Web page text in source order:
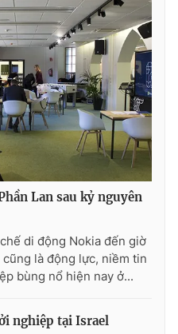
897 897
nếu không có sự chấp
Lan sau kỷ nguyên
di động Nokia đến giờ
là động lực, niềm tin
bùng nổ hiện nay ở...
nghiệp tại Israel